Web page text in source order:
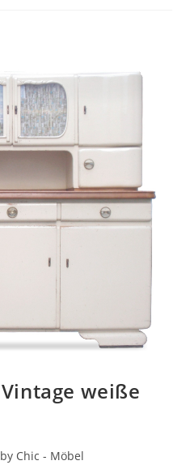
weiße
Chic - Möbel